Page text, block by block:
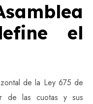
el
de la Ley 675 de
de las cuotas y sus